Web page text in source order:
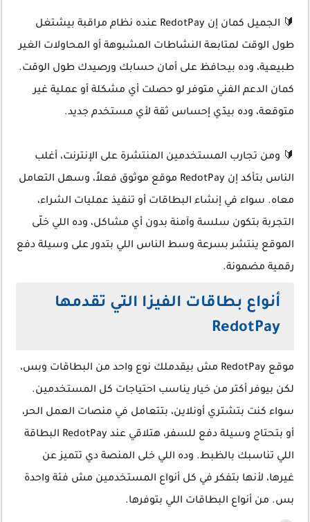
🔰 الجميل كمان إن RedotPay عنده نظام مراقبة بيشتغل
طول الوقت لمتابعة النشاطات المشبوهة أو المحاولات الغير
طبيعية، وده بيحافظ على أمان حسابك ورصيدك طول الوقت.
كمان الدعم الفني متوفر لو حصلت أي مشكلة أو عملية غير
متوقعة، وده بيدّي إحساس ثقة لأي مستخدم جديد.
🔰 ومن تجارب المستخدمين المنتشرة على الإنترنت، أغلب
الناس بتأكد إن RedotPay موقع موثوق فعلاً، وسهل التعامل
معاه. سواء في إنشاء البطاقات أو تنفيذ عمليات الشراء،
التجربة بتكون سلسة وآمنة بدون أي مشاكل، وده اللي خلّى
الموقع ينتشر بسرعة وسط الناس اللي بتدور على وسيلة دفع
رقمية مضمونة.
أنواع بطاقات الفيزا التي تقدمها
RedotPay
موقع RedotPay مش بيقدملك نوع واحد من البطاقات وبس،
لكن بيوفر أكتر من خيار يناسب احتياجات كل المستخدمين.
سواء كنت بتشتري أونلاين، بتتعامل في منصات العمل الحر،
أو بتحتاج وسيلة دفع للسفر، هتلاقي عند RedotPay البطاقة
اللي تناسبك بالظبط. وده اللي خلى المنصة دي تتميز عن
غيرها، لأنها بتفكر في كل أنواع المستخدمين مش فئة واحدة
بس. من أنواع البطاقات اللي بتوفرها.